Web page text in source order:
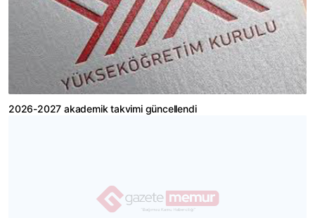
2026-2027 akademik takvimi güncellendi